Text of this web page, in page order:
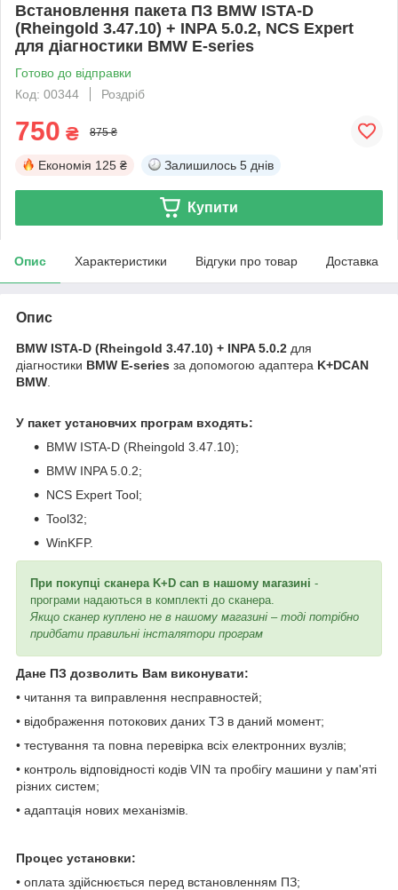
Встановлення пакета ПЗ BMW ISTA-D
(Rheingold 3.47.10) + INPA 5.0.2, NCS Expert
для діагностики BMW E-series
Готово до відправки
Код: 00344
Роздріб
750 ₴ 875 ₴
Економія 125 ₴ Залишилось 5 днів
Купити
Опис Характеристики Відгуки про товар Доставка
Опис
BMW ISTA-D (Rheingold 3.47.10) + INPA 5.0.2 для
діагностики BMW E-series за допомогою адаптера K+DCAN
BMW
У пакет установчих програм входять:
BMW ISTA-D (Rheingold 3.47.10);
BMW INPA 5.0.2;
NCS Expert Tool;
Tool32;
WinKFP.
При покупці сканера K+D can в нашому магазині -
програми надаються в комплекті до сканера.
Якщо сканер куплено не в нашому магазині – тоді потрібно
придбати правильні інсталятори програм
Дане ПЗ дозволить Вам виконувати:
• читання та виправлення несправностей;
• відображення потокових даних ТЗ в даний момент;
• тестування та повна перевірка всіх електронних вузлів;
• контроль відповідності кодів VIN та пробігу машини у пам'яті
різних систем;
• адаптація нових механізмів.
Процес установки:
• оплата здійснюється перед встановленням ПЗ;